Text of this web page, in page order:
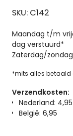
SKU: C142
Maandag t/m
dag verstuurd*
Zaterdag/
*mits alles betaald
Verzendkosten:
Nederland: 4,95
België: 6,95